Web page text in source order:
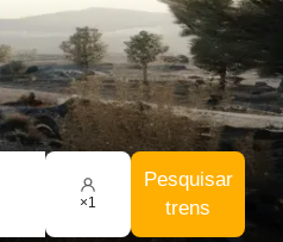
×1
Pesquisar
trens